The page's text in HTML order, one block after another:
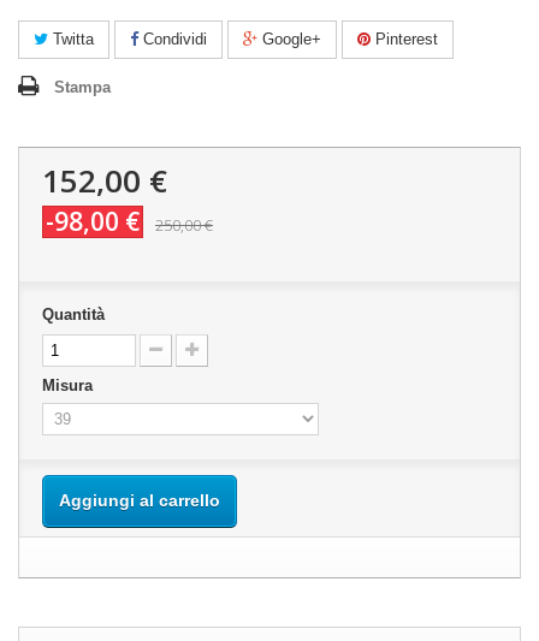
Twitta Condividi Google+ Pinterest
Stampa
152,00 €
-98,00 € 250,00 €
Quantità
Misura
Aggiungi al carrello